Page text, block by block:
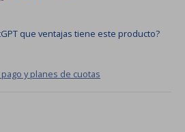
que ventajas tiene este producto?
y planes de cuotas